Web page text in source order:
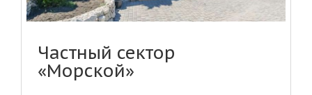
Частный сектор
«Морской»